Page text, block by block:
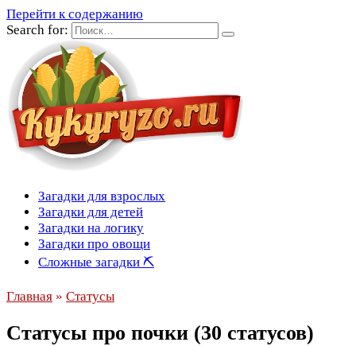
Перейти к содержанию
Search for:
Загадки для взрослых
Загадки для детей
Загадки на логику
Загадки про овощи
Сложные загадки ⛏
Главная » Статусы
Статусы про почки (30 статусов)